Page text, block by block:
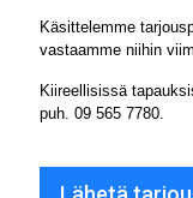
Käsittelemme
vastaamme niihin
Kiireellisissä
puh. 09 565 7780